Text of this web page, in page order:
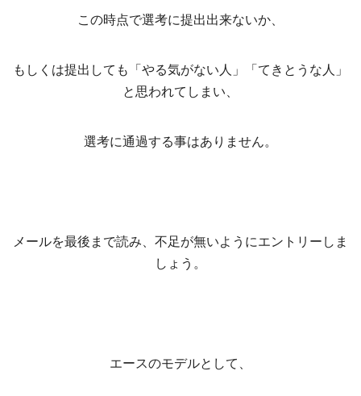
この時点で選考に提出出来ないか、
もしくは提出しても「やる気がない人」「てきとうな人」
と思われてしまい、
選考に通過する事はありません。
メールを最後まで読み、不足が無いようにエントリーしま
しょう。
エースのモデルとして、